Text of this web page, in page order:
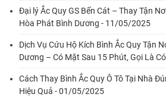
Đại lý Ắc Quy GS Bến Cát – Thay Tận
Hòa Phát Bình Dương - 11/05/2025
Dịch Vụ Cứu Hộ Kích Bình Ắc Quy Tận
Dương – Có Mặt Sau 15 Phút, Gọi Là
Cách Thay Bình Ắc Quy Ô Tô Tại Nhà
Hiệu Quả - 01/05/2025